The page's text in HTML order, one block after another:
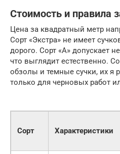
Стоимость и правила
Цена за квадратный метр
Сорт «Экстра» не имеет
дорого. Сорт «А» допускает
что выглядит естественно.
обзолы и темные сучки, их я
только для черновых работ
Сорт Характеристики